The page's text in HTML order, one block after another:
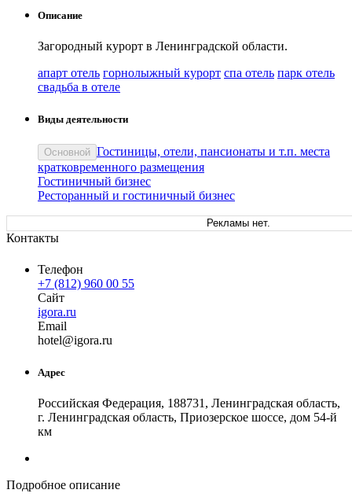
Описание
Загородный курорт в Ленинградской области.
апарт отель горнолыжный курорт спа отель парк отель
свадьба в отеле
Виды деятельности
Основной Гостиницы, отели, пансионаты и т.п. места
кратковременного размещения
Гостиничный бизнес
Ресторанный и гостиничный бизнес
Рекламы нет.
Контакты
Телефон
+7 (812) 960 00 55
Сайт
igora.ru
Email
hotel@igora.ru
Адрес
Российская Федерация, 188731, Ленинградская область,
г. Ленинградская область, Приозерское шоссе, дом 54-й
км
Подробное описание